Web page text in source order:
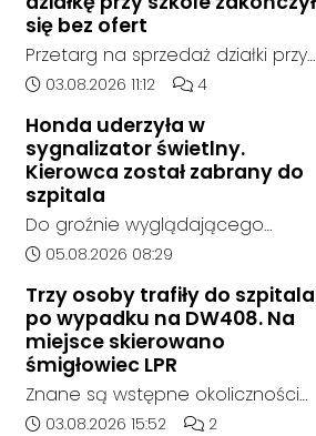
się bez ofert
Przetarg na sprzedaż działki przy
Zespole Szkół Technicznych i
Kędzierzynie-Koźlu zakończył się
bez rozstrzygnięcia. Mimo
wcześniejszego zainteresowania
terenem ze strony sieci Dino, do
postępowania nie zgłosił się
żaden oferent.
Data dodania artykułu:
03.08.2026 11:12 Liczba komentarzy
4
Honda uderzyła w
sygnalizator świetlny.
Kierowca został zabrany do
szpitala
Do groźnie wyglądającego
zdarzenia drogowego doszło w
godziny 6:30 kierujący
samochodem marki Honda
zjechał z drogi i uderzył w
sygnalizator świetlny.
Data dodania artykułu:
05.08.2026 08:29
Trzy osoby trafiły do szpitala
po wypadku na DW408. Na
miejsce skierowano
śmigłowiec LPR
Znane są wstępne okoliczności
zdarzenia drogowego, do
Data dodania artykułu:
03.08.2026 15:52 Liczba
2